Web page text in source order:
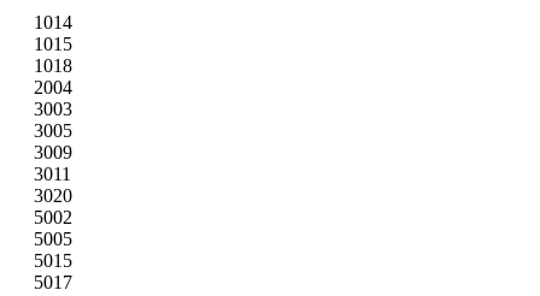
1014
1015
1018
2004
3003
3005
3009
3011
3020
5002
5005
5015
5017